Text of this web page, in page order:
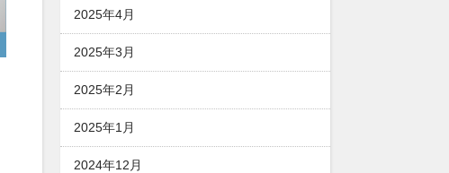
2025年4月
2025年3月
2025年2月
2025年1月
2024年12月